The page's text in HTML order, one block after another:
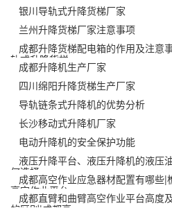
银川导轨式升降货梯厂家
兰州升降货梯厂家注意事项
成都升降货梯配电箱的作用及注意
轨式升降货梯
成都升降机生产厂家
四川绵阳升降货梯生产厂家
导轨链条式升降机的优势分析
长沙移动式升降机厂家
电动升降机的安全保护功能
液压升降平台、液压升降机的液压
何选择
成都高空作业应急器材配置有哪些|
高空作业平台
成都直臂和曲臂高空作业平台高度
的区别|成都高